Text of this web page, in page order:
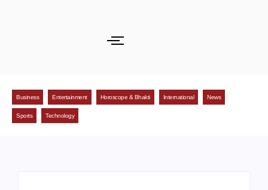
Business Entertainment Horoscope & Bhakti International News
Sports Technology